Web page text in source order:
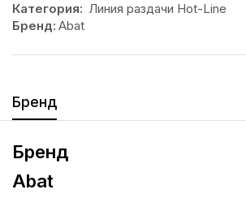
Категория: Линия раздачи Hot-Line
Бренд: Abat
Бренд
Бренд
Abat